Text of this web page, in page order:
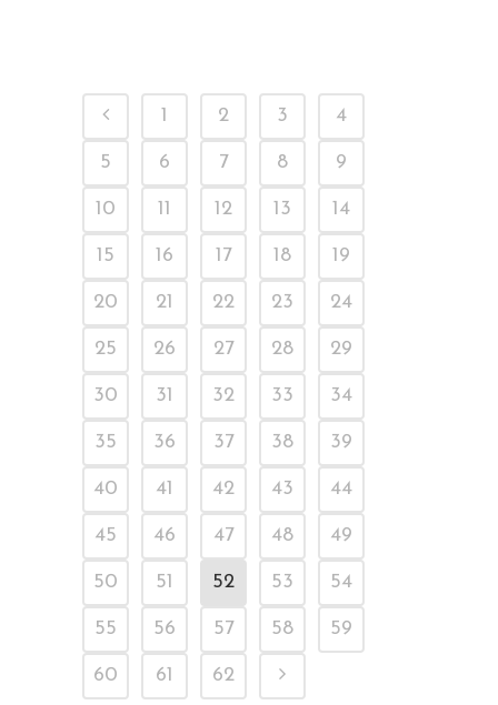
1 2 3 4
5 6 7 8 9
10 11 12 13 14
15 16 17 18 19
20 21 22 23 24
25 26 27 28 29
30 31 32 33 34
35 36 37 38 39
40 41 42 43 44
45 46 47 48 49
50 51 52 53 54
55 56 57 58 59
60 61 62